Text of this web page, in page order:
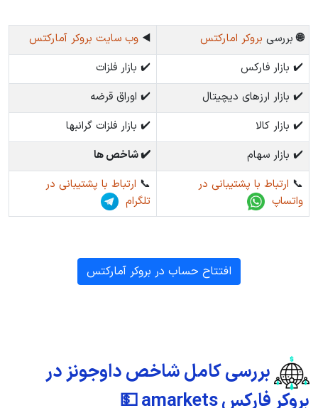
🌐بررسی بروکر امارکتس ◀️ وب سایت بروکر آمارکتس
✔️ بازار فارکس
✔️ بازار فلزات
✔️ بازار ارزهای دیچیتال
✔️ اوراق قرضه
✔️ بازار کالا
✔️ بازار فلزات گرانبها
✔️ بازار سهام
✔️ شاخص ها
📞 ارتباط با پشتیبانی در
واتساپ
📞 ارتباط با پشتیبانی در
تلگرام
افتتاح حساب در بروکر آمارکتس
بررسی کامل شاخص داوجونز در
بروکر فارکس amarkets 💵